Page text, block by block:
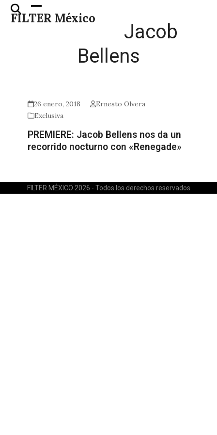
Skip
FILTER México
Open
mobile
Close
mobile
Jacob
Bellens
26 enero, 2018
Ernesto Olvera
Exclusiva
PREMIERE: Jacob Bellens nos da un
recorrido nocturno con «Renegade»
FILTER MÉXICO 2026 - Todos los derechos reservados